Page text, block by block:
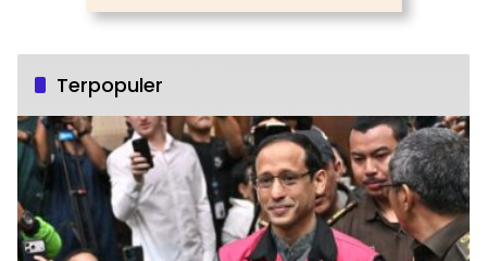
Terpopuler